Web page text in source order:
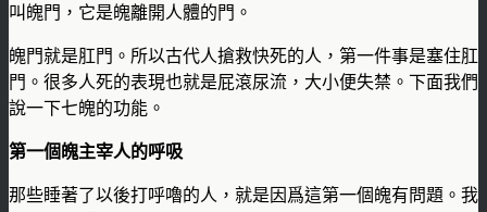
叫魄門，它是魄離開人體的門。
魄門就是肛門。所以古代人搶救快死的人，第一件事是塞住肛
門。很多人死的表現也就是屁滾尿流，大小便失禁。下面我們
說一下七魄的功能。
第一個魄主宰人的呼吸
那些睡著了以後打呼嚕的人，就是因爲這第一個魄有問題。我